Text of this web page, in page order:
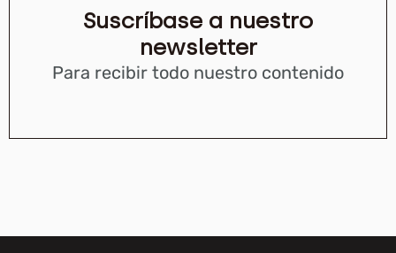
Suscríbase a nuestro
newsletter
Para recibir todo nuestro contenido